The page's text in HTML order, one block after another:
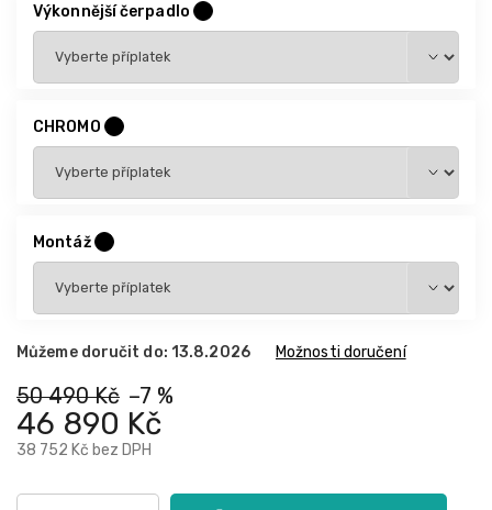
50 490 Kč –7 %
46 890 Kč
38 752 Kč bez DPH
Výkonnější čerpadlo
CHROMO
Montáž
Můžeme doručit do: 13.8.2026 Možnosti doručení